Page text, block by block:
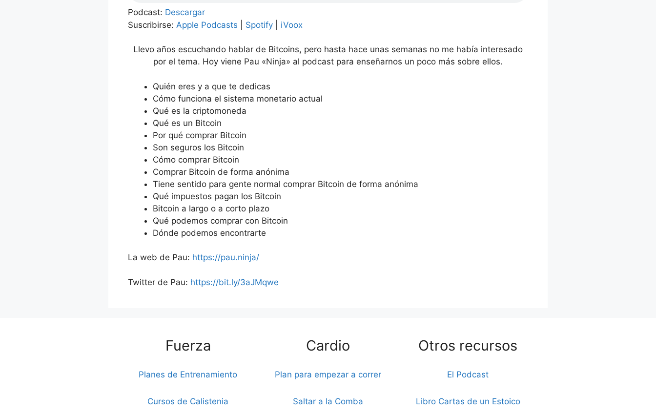
Podcast: Descargar
Suscribirse: Apple Podcasts Spotify iVoox
Llevo años escuchando hablar de Bitcoins, pero hasta hace unas semanas no me había interesado
por el tema. Hoy viene Pau «Ninja» al podcast para enseñarnos un poco más sobre ellos.
Quién eres y a que te dedicas
Cómo funciona el sistema monetario actual
Qué es la criptomoneda
Qué es un Bitcoin
Por qué comprar Bitcoin
Son seguros los Bitcoin
Cómo comprar Bitcoin
Comprar Bitcoin de forma anónima
Tiene sentido para gente normal comprar Bitcoin de forma anónima
Qué impuestos pagan los Bitcoin
Bitcoin a largo o a corto plazo
Qué podemos comprar con Bitcoin
Dónde podemos encontrarte
La web de Pau: https://pau.ninja/
Twitter de Pau: https://bit.ly/3aJMqwe
Fuerza
Planes de Entrenamiento
Cursos de Calistenia
Cardio
Plan para empezar a correr
Saltar a la Comba
Otros recursos
El Podcast
Libro Cartas de un Estoico